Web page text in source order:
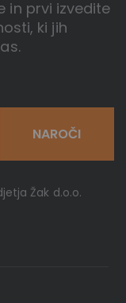
in prvi izvedite
ki jih
Žak d.o.o.
NAROČI